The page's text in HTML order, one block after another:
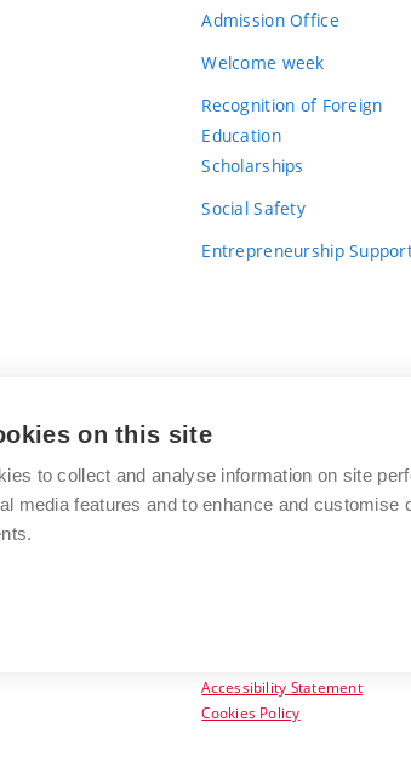
Admission Office
Welcome week
Recognition of Foreign
Education
Scholarships
Social Safety
Entrepreneurship
Brno
University
of
BRNO UNIVERSITY
Antonínská 548/1
Accessibility Statement
Cookies Policy
on this site
to collect and analyse information on site
media features and to enhance and customise